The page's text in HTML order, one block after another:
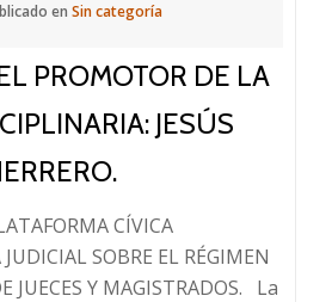
en Sin categoría
PROMOTOR DE LA
JESÚS
CÍVICA
SOBRE EL RÉGIMEN
JUECES Y MAGISTRADOS. La